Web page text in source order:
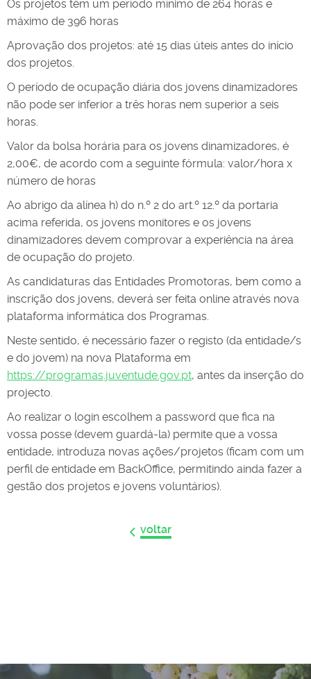
Os projetos têm um período mínimo de 264 horas e
máximo de 396 horas
Aprovação dos projetos: até 15 dias úteis antes do início
dos projetos.
O período de ocupação diária dos jovens dinamizadores
não pode ser inferior a três horas nem superior a seis
horas.
Valor da bolsa horária para os jovens dinamizadores, é
2,00€, de acordo com a seguinte fórmula: valor/hora x
número de horas
Ao abrigo da alínea h) do n.º 2 do art.º 12.º da portaria
acima referida, os jovens monitores e os jovens
dinamizadores devem comprovar a experiência na área
de ocupação do projeto.
As candidaturas das Entidades Promotoras, bem como a
inscrição dos jovens, deverá ser feita online através nova
plataforma informática dos Programas.
Neste sentido, é necessário fazer o registo (da entidade/s
e do jovem) na nova Plataforma em
https://programas.juventude.gov.pt, antes da inserção do
projecto.
Ao realizar o login escolhem a password que fica na
vossa posse (devem guardá-la) permite que a vossa
entidade, introduza novas ações/projetos (ficam com um
perfil de entidade em BackOffice, permitindo ainda fazer a
gestão dos projetos e jovens voluntários).
voltar